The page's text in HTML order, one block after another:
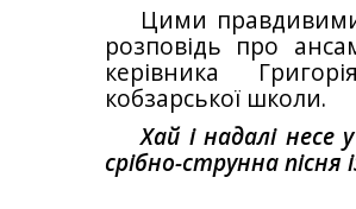
Цими
розповідь про
керівника
кобзарської школи.
Хай і надалі несе
срібно-струнна пісня